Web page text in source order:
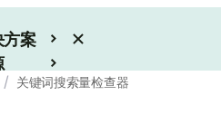
方案
/ 关键词搜索量检查器